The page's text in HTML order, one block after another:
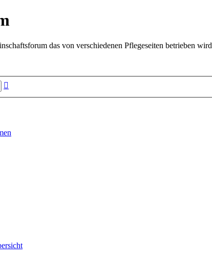
das von verschiedenen Pflegeseiten betrieben wird